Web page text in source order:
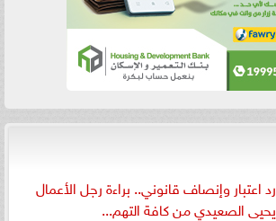
رد اعتبار وإنصاف قانوني.. براءة رجل الأعمال
يحيى الصعيدي من كافة التهم...